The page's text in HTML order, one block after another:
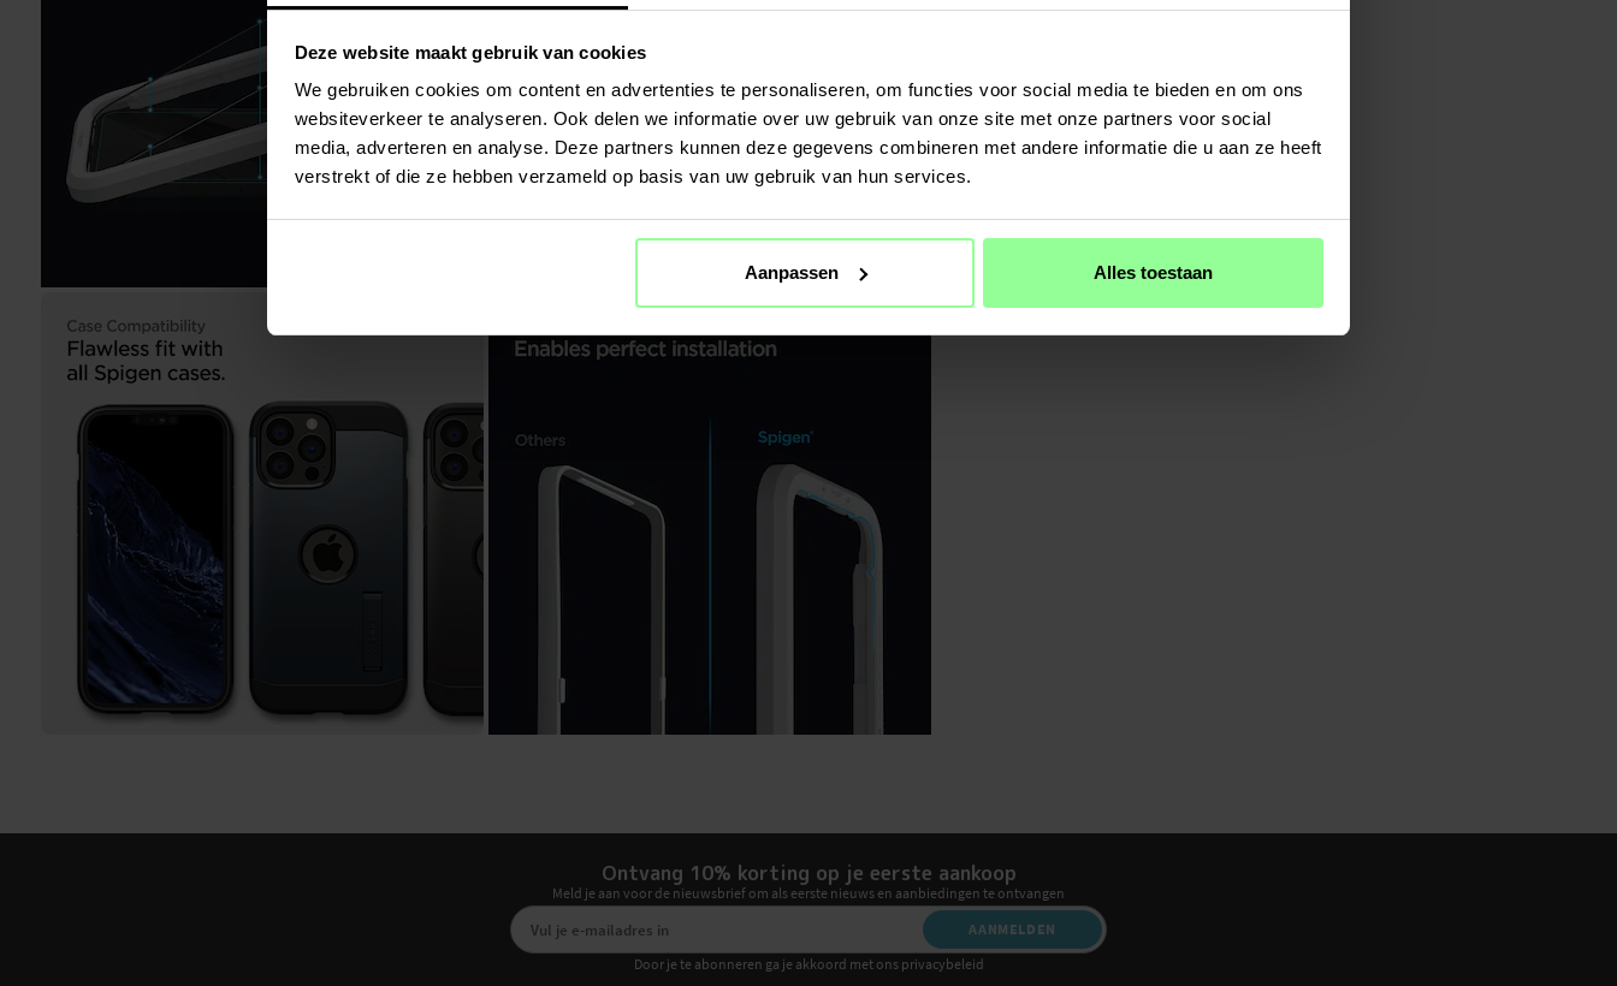
Deze website maakt gebruik van cookies
We gebruiken cookies om content en advertenties te personaliseren, om functies voor social media te bieden en om ons
websiteverkeer te analyseren. Ook delen we informatie over uw gebruik van onze site met onze partners voor social
media, adverteren en analyse. Deze partners kunnen deze gegevens combineren met andere informatie die u aan ze heeft
verstrekt of die ze hebben verzameld op basis van uw gebruik van hun services.
Aanpassen Alles toestaan
Ontvang 10% korting op je eerste aankoop
Meld je aan voor de nieuwsbrief om als eerste nieuws en aanbiedingen te ontvangen
AANMELDEN
Door je te abonneren ga je akkoord met ons privacybeleid